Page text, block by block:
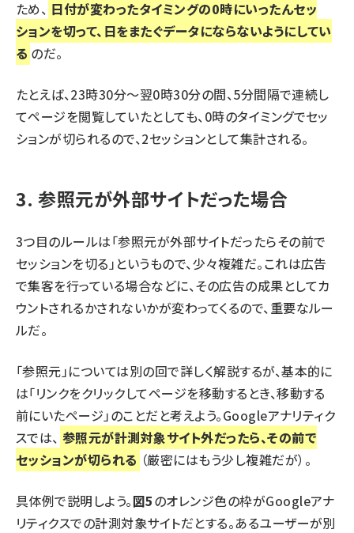
ため、 日付が変わったタイミングの0時にいったんセッ
ションを切って、日をまたぐデータにならないようにしてい
る のだ。
たとえば、23時30分～翌0時30分の間、5分間隔で連続し
てページを閲覧していたとしても、0時のタイミングでセッ
ションが切られるので、2セッションとして集計される。
3. 参照元が外部サイトだった場合
3つ目のルールは「参照元が外部サイトだったらその前で
セッションを切る」というもので、少々複雑だ。これは広告
で集客を行っている場合などに、その広告の成果としてカ
ウントされるかされないかが変わってくるので、重要なルー
ルだ。
「参照元」については別の回で詳しく解説するが、基本的に
は「リンクをクリックしてページを移動するとき、移動する
前にいたページ」のことだと考えよう。Googleアナリティク
スでは、 参照元が計測対象サイト外だったら、その前で
セッションが切られる （厳密にはもう少し複雑だが）。
具体例で説明しよう。図5のオレンジ色の枠がGoogleアナ
リティクスでの計測対象サイトだとする。あるユーザーが別